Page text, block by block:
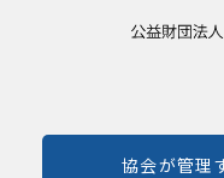
協会が管理